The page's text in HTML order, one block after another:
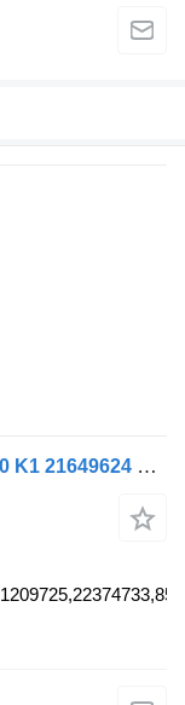
Volvo FM4 Cooling package D11K 450 K1 21649624 motorkoeling radiator voor Volvo FM4 vrachtwagen